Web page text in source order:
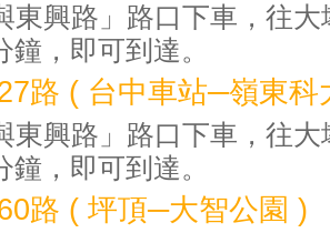
東興路」路口下車，往
，即可到達。
路 ( 台中車站─嶺東科
東興路」路口下車，往
，即可到達。
路 ( 坪頂─大智公園 )